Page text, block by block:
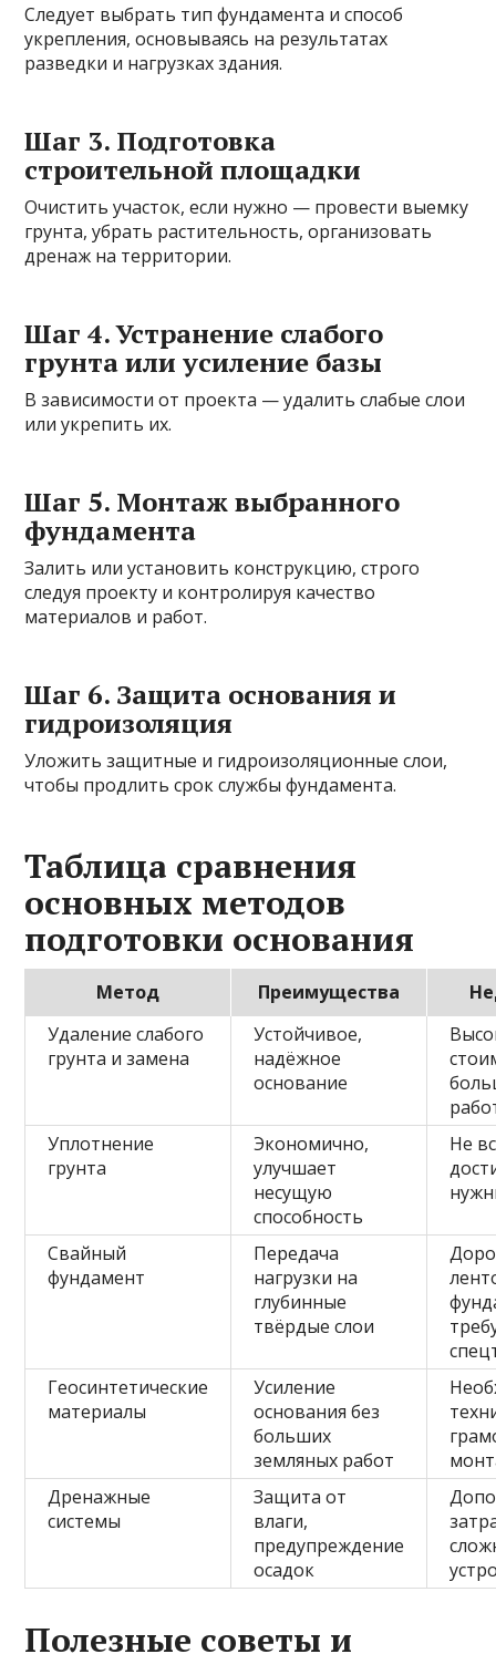
Следует выбрать тип фундамента и способ
укрепления, основываясь на результатах
разведки и нагрузках здания.
Шаг 3. Подготовка
строительной площадки
Очистить участок, если нужно — провести выемку
грунта, убрать растительность, организовать
дренаж на территории.
Шаг 4. Устранение слабого
грунта или усиление базы
В зависимости от проекта — удалить слабые слои
или укрепить их.
Шаг 5. Монтаж выбранного
фундамента
Залить или установить конструкцию, строго
следуя проекту и контролируя качество
материалов и работ.
Шаг 6. Защита основания и
гидроизоляция
Уложить защитные и гидроизоляционные слои,
чтобы продлить срок службы фундамента.
Таблица сравнения
основных методов
подготовки основания
Метод Преимущества
Удаление слабого
грунта и замена
Устойчивое,
надёжное
основание
Уплотнение
грунта
Экономично,
улучшает
несущую
способность
Не
Свайный
фундамент
Передача
нагрузки на
глубинные
твёрдые слои
Геосинтетические
материалы
Усиление
основания без
больших
земляных работ
Дренажные
системы
Защита от
влаги,
предупреждение
осадок
Полезные советы и